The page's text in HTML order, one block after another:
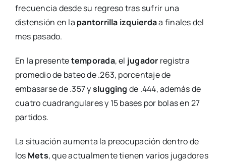
frecuencia desde su regreso tras sufrir una
distensión en la pantorrilla izquierdaa finales del
mes pasado.
En la presentetemporada, el jugador registra
promedio de bateo de .263, porcentaje de
embasarse de .357 yslugging de .444, además de
cuatro cuadrangulares y 15 bases por bolas en 27
partidos.
La situación aumenta la preocupación dentro de
los Mets, que actualmente tienen varios jugadores